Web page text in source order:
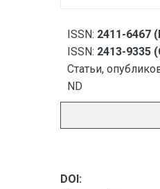
ISSN: 2411-6467
ISSN: 2413-9335
Статьи,
ND
DOI: